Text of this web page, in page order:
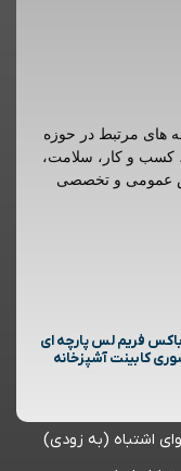
های مرتبط در حوزه
کسب و کار، سلامت،
عمومی و تخصصی
فریم لس پارچه ای
کابینت آشپزخانه
اشتباه (به زودی)